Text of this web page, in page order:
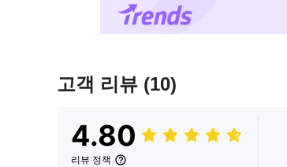
고객 리뷰 (10)
4.80
리뷰 정책